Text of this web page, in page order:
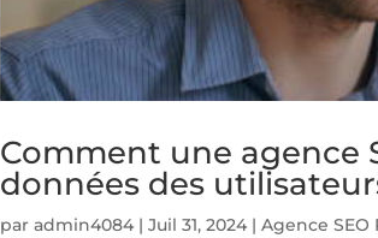
Comment une agence
données des
paradmin4084 |Juil 31, 2024 |Agence SEO